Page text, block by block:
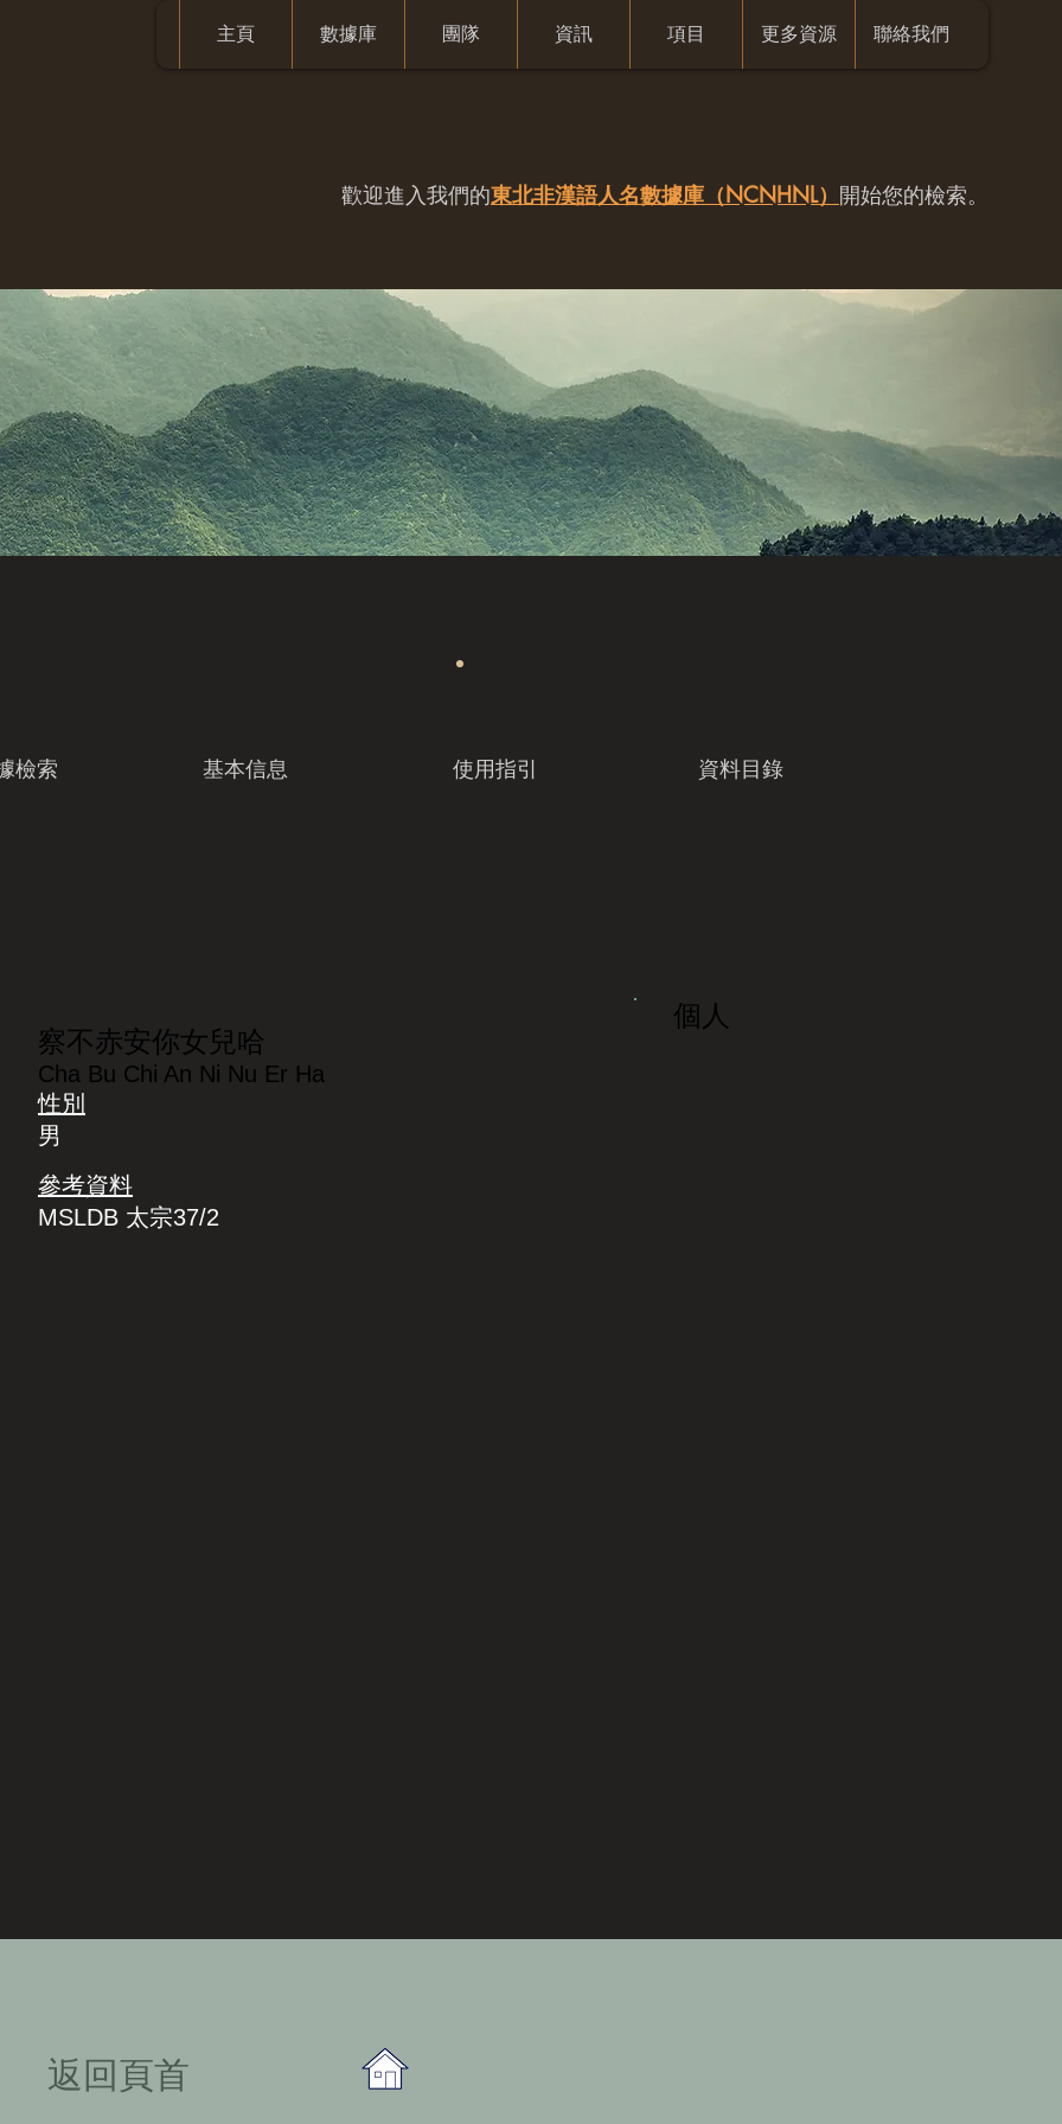
主頁 數據庫 團隊 資訊 項目 更多資源 聯絡我們
歡迎進入我們的東北非漢語人名數據庫（NCNHNL） 開始您的檢索。
檢索 基本信息 使用指引 資料目錄
察不赤安你女兒哈
Cha Bu Chi An Ni Nu Er Ha
性別
男
參考資料
MSLDB 太宗37/2
個人
​返回頁首